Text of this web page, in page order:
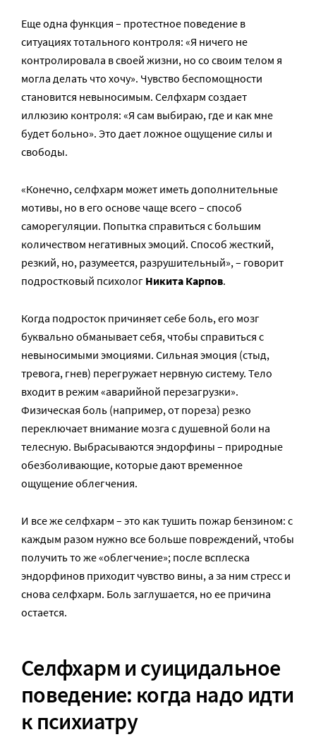
Еще одна функция – протестное поведение в
ситуациях тотального контроля: «Я ничего не
контролировала в своей жизни, но со своим телом я
могла делать что хочу». Чувство беспомощности
становится невыносимым. Селфхарм создает
иллюзию контроля: «Я сам выбираю, где и как мне
будет больно». Это дает ложное ощущение силы и
свободы.
«Конечно, селфхарм может иметь дополнительные
мотивы, но в его основе чаще всего – способ
саморегуляции. Попытка справиться с большим
количеством негативных эмоций. Способ жесткий,
резкий, но, разумеется, разрушительный», – говорит
подростковый психолог Никита Карпов.
Когда подросток причиняет себе боль, его мозг
буквально обманывает себя, чтобы справиться с
невыносимыми эмоциями. Сильная эмоция (стыд,
тревога, гнев) перегружает нервную систему. Тело
входит в режим «аварийной перезагрузки».
Физическая боль (например, от пореза) резко
переключает внимание мозга с душевной боли на
телесную. Выбрасываются эндорфины – природные
обезболивающие, которые дают временное
ощущение облегчения.
И все же селфхарм – это как тушить пожар бензином: с
каждым разом нужно все больше повреждений, чтобы
получить то же «облегчение»; после всплеска
эндорфинов приходит чувство вины, а за ним стресс и
снова селфхарм. Боль заглушается, но ее причина
остается.
Селфхарм и суицидальное
поведение: когда надо идти
к психиатру